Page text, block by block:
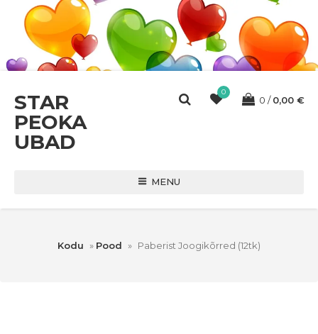
STAR
PEOKA
UBAD
0
0 0,00 €
MENU
Kodu » Pood » Paberist Joogikõrred (12tk)